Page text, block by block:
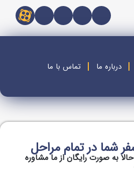
درباره ما تماس با ما
شما در تمام مراحل
به صورت رایگان از ما مشاوره